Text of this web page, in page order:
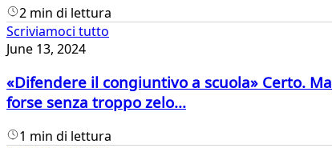
2 min di lettura
Scriviamoci tutto
June 13, 2024
«Difendere il congiuntivo a scuola» Certo. Ma
forse senza troppo zelo...
1 min di lettura